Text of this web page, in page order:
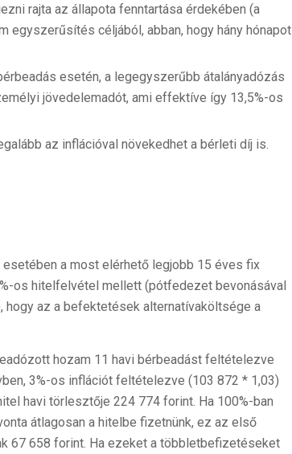
rajta az állapota fenntartása érdekében (a
céljából, abban, hogy hány hónapot
esetén, a legegyszerűbb átalányadózás
jövedelemadót, ami effektíve így 13,5%-os
az inflációval növekedhet a bérleti díj is.
a most elérhető legjobb 15 éves fix
os hitelfelvétel mellett (pótfedezet bevonásával
az a befektetések alternatívaköltsége a
hozam 11 havi bérbeadást feltételezve
3%-os inflációt feltételezve (103 872 * 1,03)
havi törlesztője 224 774 forint. Ha 100%-ban
átlagosan a hitelbe fizetnünk, ez az első
67 658 forint. Ha ezeket a többletbefizetéseket